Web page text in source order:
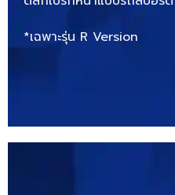
*เฉพาะรุ่น R Version